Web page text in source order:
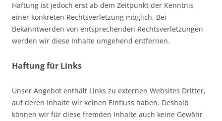
Haftung ist jedoch erst ab dem Zeitpunkt der Kenntnis
einer konkreten Rechtsverletzung möglich. Bei
Bekanntwerden von entsprechenden Rechtsverletzungen
werden wir diese Inhalte umgehend entfernen.
Haftung für Links
Unser Angebot enthält Links zu externen Websites Dritter,
auf deren Inhalte wir keinen Einfluss haben. Deshalb
können wir für diese fremden Inhalte auch keine Gewähr